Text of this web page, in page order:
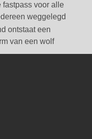
fastpass voor alle
weggelegd
ontstaat een
van een wolf